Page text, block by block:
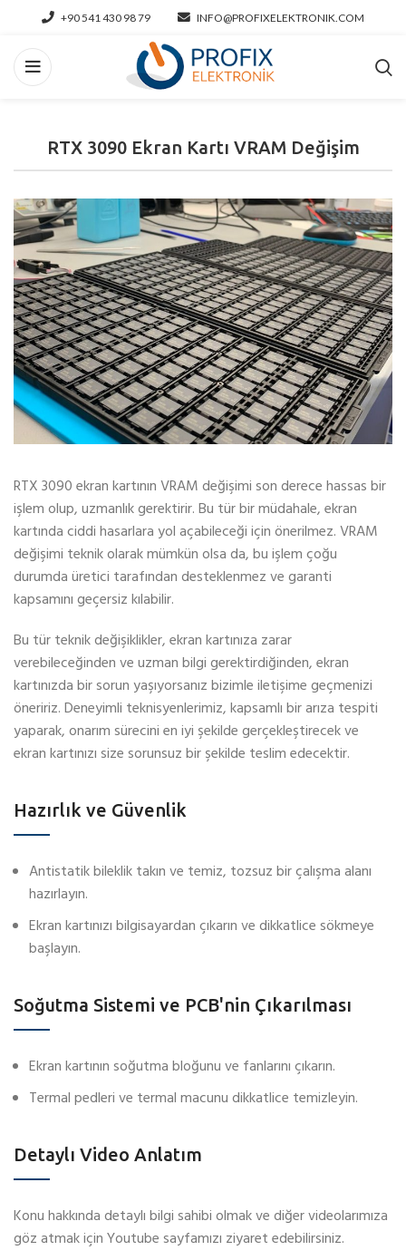
+90 541 430 98 79 INFO@PROFIXELEKTRONIK.COM
RTX 3090 Ekran Kartı VRAM Değişim
RTX 3090 ekran kartının VRAM değişimi son derece hassas bir
işlem olup, uzmanlık gerektirir. Bu tür bir müdahale, ekran
kartında ciddi hasarlara yol açabileceği için önerilmez. VRAM
değişimi teknik olarak mümkün olsa da, bu işlem çoğu
durumda üretici tarafından desteklenmez ve garanti
kapsamını geçersiz kılabilir.
Bu tür teknik değişiklikler, ekran kartınıza zarar
verebileceğinden ve uzman bilgi gerektirdiğinden, ekran
kartınızda bir sorun yaşıyorsanız bizimle iletişime geçmenizi
öneririz. Deneyimli teknisyenlerimiz, kapsamlı bir arıza tespiti
yaparak, onarım sürecini en iyi şekilde gerçekleştirecek ve
ekran kartınızı size sorunsuz bir şekilde teslim edecektir.
Hazırlık ve Güvenlik
Antistatik bileklik takın ve temiz, tozsuz bir çalışma alanı
hazırlayın.
Ekran kartınızı bilgisayardan çıkarın ve dikkatlice sökmeye
başlayın.
Soğutma Sistemi ve PCB'nin Çıkarılması
Ekran kartının soğutma bloğunu ve fanlarını çıkarın.
Termal pedleri ve termal macunu dikkatlice temizleyin.
Detaylı Video Anlatım
Konu hakkında detaylı bilgi sahibi olmak ve diğer videolarımıza
göz atmak için Youtube sayfamızı ziyaret edebilirsiniz.